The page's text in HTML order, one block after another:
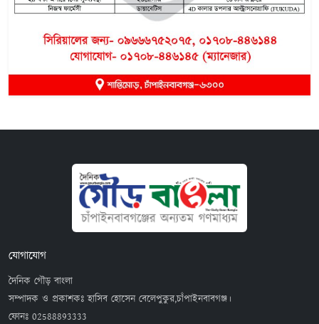
যোগাযোগ
দৈনিক গৌড় বাংলা
সম্পাদক ও প্রকাশকঃ হাসিব হোসেন বেলেপুকুর,চাঁপাইনবাবগঞ্জ।
ফোনঃ 02588893333